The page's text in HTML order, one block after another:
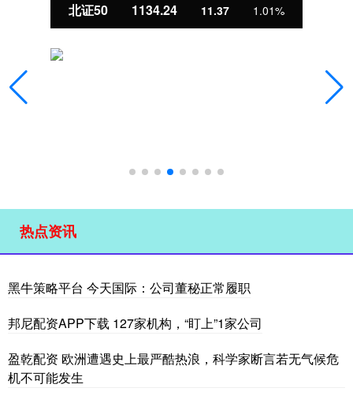
北证50 1134.24 11.37 1.01%
热点资讯
黑牛策略平台 今天国际：公司董秘正常履职
邦尼配资APP下载 127家机构，“盯上”1家公司
盈乾配资 欧洲遭遇史上最严酷热浪，科学家断言若无气候危
机不可能发生